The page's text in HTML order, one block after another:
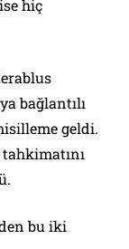
hiç
bağlantılı
geldi.
bu iki